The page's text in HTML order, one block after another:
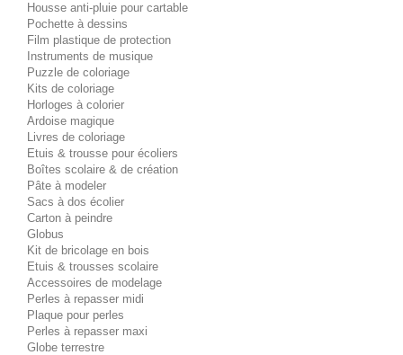
Housse anti-pluie pour cartable
Pochette à dessins
Film plastique de protection
Instruments de musique
Puzzle de coloriage
Kits de coloriage
Horloges à colorier
Ardoise magique
Livres de coloriage
Etuis & trousse pour écoliers
Boîtes scolaire & de création
Pâte à modeler
Sacs à dos écolier
Carton à peindre
Globus
Kit de bricolage en bois
Etuis & trousses scolaire
Accessoires de modelage
Perles à repasser midi
Plaque pour perles
Perles à repasser maxi
Globe terrestre